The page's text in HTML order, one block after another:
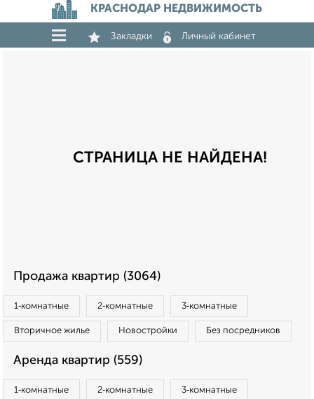
КРАСНОДАР НЕДВИЖИМОСТЬ
Закладки Личный кабинет
СТРАНИЦА НЕ НАЙДЕНА!
Продажа квартир (3064)
1‑комнатные 2‑комнатные 3‑комнатные
Вторичное жилье Новостройки Без посредников
Аренда квартир (559)
1‑комнатные 2‑комнатные 3‑комнатные